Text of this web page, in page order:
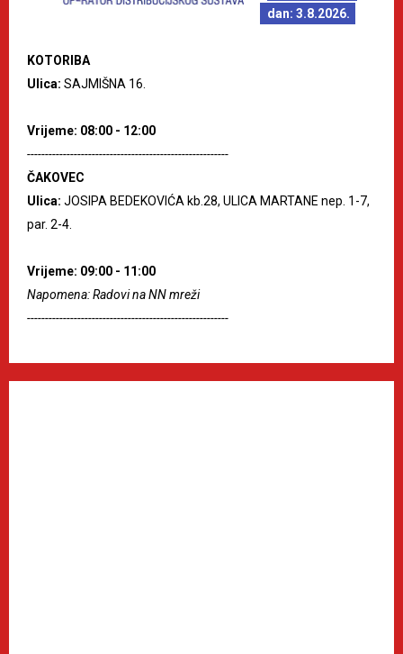
dan: 3.8.2026.
KOTORIBA
Ulica: SAJMIŠNA 16.
Vrijeme: 08:00 - 12:00
--------------------------------------------------------
ČAKOVEC
Ulica: JOSIPA BEDEKOVIĆA kb.28, ULICA MARTANE nep. 1-7,
par. 2-4.
Vrijeme: 09:00 - 11:00
Napomena: Radovi na NN mreži
--------------------------------------------------------